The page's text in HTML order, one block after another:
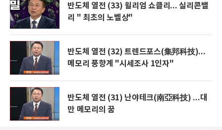
반도체 열전 (33) 윌리엄 쇼클리... 실리콘밸
리 " 최초의 노벨상"
반도체 열전 (32) 트렌드포스(集邦科技)...
메모리 풍향계 "시세조사 1인자"
반도체 열전 (31) 난야테크(南亞科技) ...대
만 메모리의 꿈